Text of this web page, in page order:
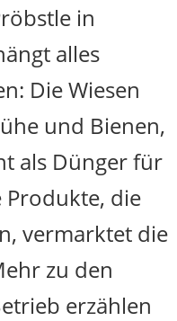
in
alles
Die Wiesen
und Bienen,
als Dünger für
die
vermarktet die
zu den
erzählen